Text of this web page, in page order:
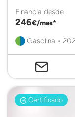
Financia desde
246€/mes*
Gasolina •
Certificado